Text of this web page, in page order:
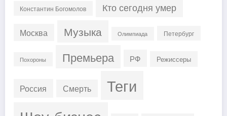
Константин Богомолов Кто сегодня умер
Москва Музыка Олимпиада Петербург
Похороны Премьера РФ Режиссеры
Россия Смерть Теги